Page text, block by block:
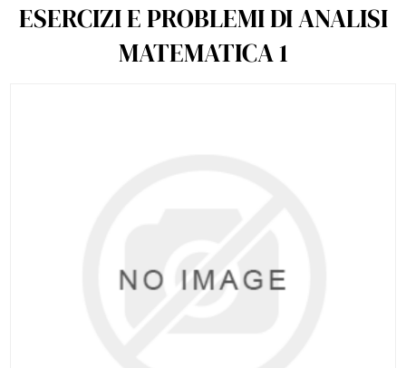
ESERCIZI E PROBLEMI DI ANALISI
MATEMATICA 1